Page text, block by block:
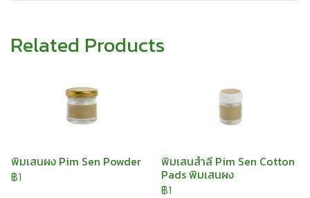
Related Products
พิมเสนผง Pim Sen Powder
฿1
พิมเสนสำลี Pim Sen Cotton
Pads พิมเสนผง
฿1